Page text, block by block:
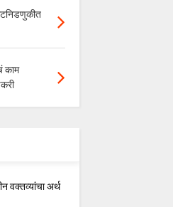
काम
वक्तव्यांचा अर्थ